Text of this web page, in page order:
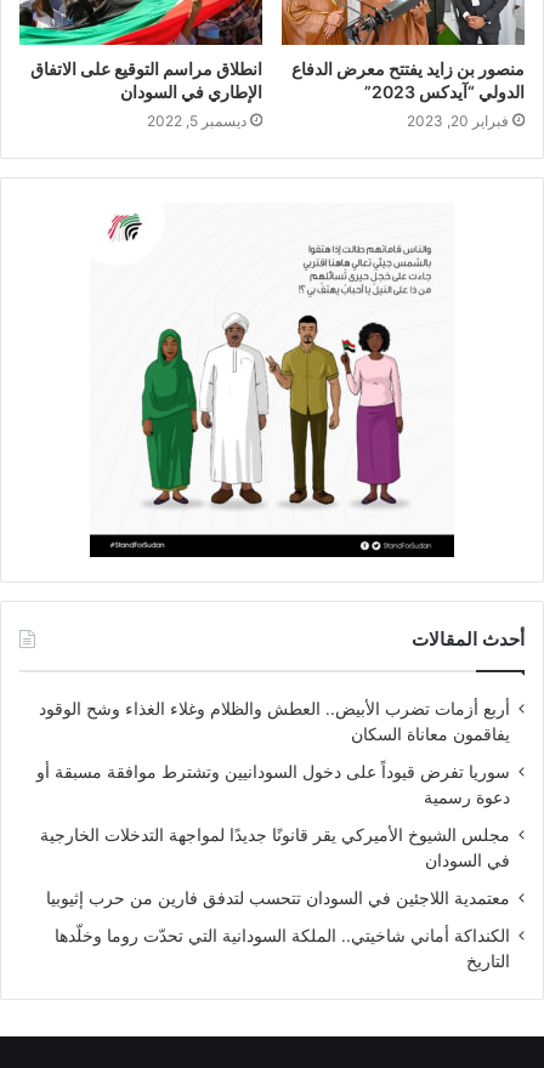
منصور بن زايد يفتتح معرض الدفاع
الدولي “آيدكس 2023”
فبراير 20, 2023
انطلاق مراسم التوقيع على الاتفاق
الإطاري في السودان
ديسمبر 5, 2022
أحدث المقالات
أربع أزمات تضرب الأبيض.. العطش والظلام وغلاء الغذاء وشح الوقود
يفاقمون معاناة السكان
سوريا تفرض قيوداً على دخول السودانيين وتشترط موافقة مسبقة أو
دعوة رسمية
مجلس الشيوخ الأميركي يقر قانونًا جديدًا لمواجهة التدخلات الخارجية
في السودان
معتمدية اللاجئين في السودان تتحسب لتدفق فارين من حرب إثيوبيا
الكنداكة أماني شاخيتي.. الملكة السودانية التي تحدّت روما وخلّدها
التاريخ